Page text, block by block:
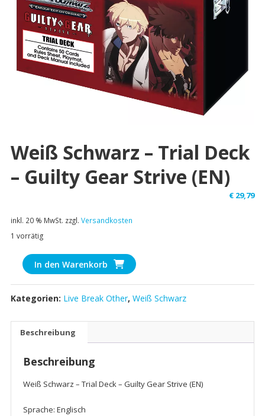
Weiß Schwarz – Trial Deck
– Guilty Gear Strive (EN)
€ 29,79
inkl. 20 % MwSt. zzgl. Versandkosten
1 vorrätig
Weiß
Schwarz
-
Trial
Gear
Strive
(EN)
In den Warenkorb
Kategorien: Live Break Other, Weiß Schwarz
Beschreibung
Beschreibung
Weiß Schwarz – Trial Deck – Guilty Gear Strive (EN)
Sprache: Englisch